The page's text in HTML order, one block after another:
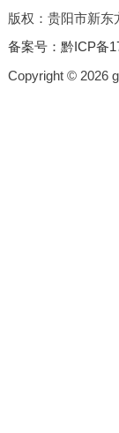
版权：贵阳市新东
备案号： 黔ICP备
Copyright © 2026